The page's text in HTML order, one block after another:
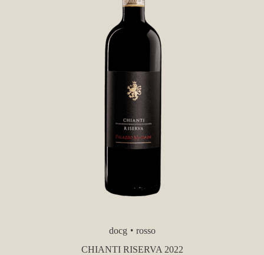
docg
rosso
CHIANTI RISERVA 2022